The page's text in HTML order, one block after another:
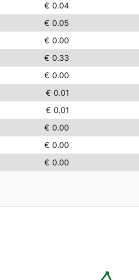
€ 0.04
€ 0.05
€ 0.00
€ 0.33
€ 0.00
€ 0.01
€ 0.01
€ 0.00
€ 0.00
€ 0.00